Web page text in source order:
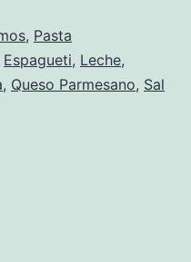
, Pasta
Espagueti, Leche,
, Queso Parmesano, Sal